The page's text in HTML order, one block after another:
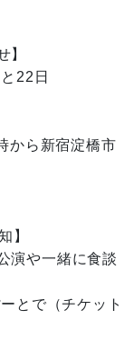
】
22日
から新宿淀橋市
】
演や一緒に食談
とで（チケット